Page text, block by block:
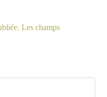
Les champs